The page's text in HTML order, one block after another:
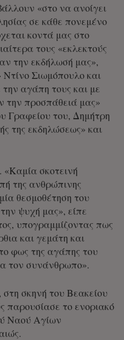
«στο να ανοίγει
σε κάθε πονεμένο
κοντά μας στο
τους «εκλεκτούς
την εκδήλωσή μας»,
Ντίνο Σιωμόπουλο και
αγάπη τους και με
την προσπάθειά μας»
Γραφείου του, Δημήτρη
της εκδηλώσεως» και
σκοτεινή
της ανθρώπινης
θεσμοθέτηση του
ψυχή μας», είπε
υπογραμμίζοντας πως
και γεμάτη και
φως της αγάπης του
τον συνάνθρωπο».
σκηνή του Βεακείου
παρουσίασε το ενοριακό
Ναού Αγίων